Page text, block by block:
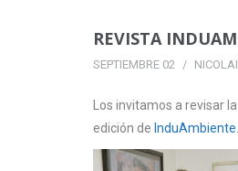
REVISTA
SEPTIEMBRE 02
Los invitamos a revisar
edición de InduAmbiente